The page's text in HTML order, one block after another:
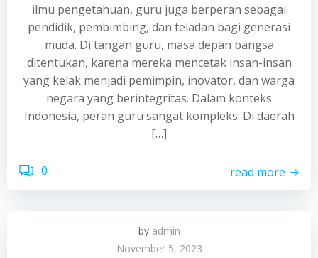
ilmu pengetahuan, guru juga berperan sebagai
pendidik, pembimbing, dan teladan bagi generasi
muda. Di tangan guru, masa depan bangsa
ditentukan, karena mereka mencetak insan-insan
yang kelak menjadi pemimpin, inovator, dan warga
negara yang berintegritas. Dalam konteks
Indonesia, peran guru sangat kompleks. Di daerah
[…]
0 read more
by admin
November 5, 2023